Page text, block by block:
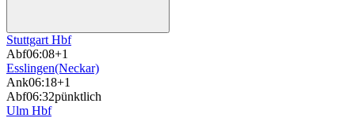
Stuttgart Hbf
Abf06:08+1
Esslingen(Neckar)
Ank06:18+1
Abf06:32pünktlich
Ulm Hbf